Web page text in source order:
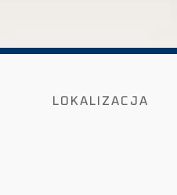
LOKALIZACJA